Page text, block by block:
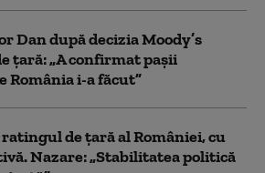
Dan după decizia Moody’s
țară: „A confirmat pașii
România i-a făcut”
de țară al României, cu
Nazare: „Stabilitatea politică